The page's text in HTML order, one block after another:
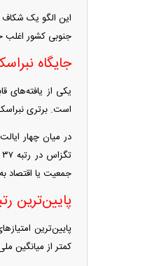
این الگو یک
جنوبی کشور اغلب
جایگاه
یکی از یافته‌های
است. برتری
در میان چهار
جمعیت یا اقتصاد
پایین‌ترین
پایین‌ترین
کمتر از میانگین